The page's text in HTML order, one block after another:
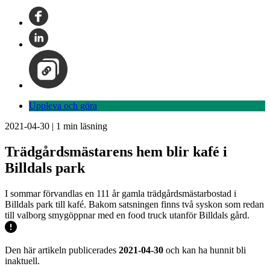
Uppleva och göra
2021-04-30 | 1 min läsning
Trädgårdsmästarens hem blir kafé i
Billdals park
I sommar förvandlas en 111 år gamla trädgårdsmästarbostad i
Billdals park till kafé. Bakom satsningen finns två syskon som redan
till valborg smygöppnar med en food truck utanför Billdals gård.
Den här artikeln publicerades 2021-04-30 och kan ha hunnit bli
inaktuell.